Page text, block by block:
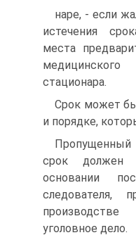
наре, - если
истечения
места
стационара.
Срок может
и порядке,
Пропущенный
срок должен
основании
следователя,
уголовное дело.